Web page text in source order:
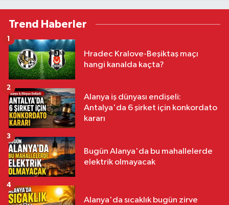
Trend Haberler
Hradec Kralove-Beşiktaş maçı
hangi kanalda kaçta?
1
Alanya iş dünyası endişeli:
Antalya'da 6 şirket için konkordato
kararı
2
Bugün Alanya'da bu mahallelerde
elektrik olmayacak
3
Alanya'da sıcaklık bugün zirve
4